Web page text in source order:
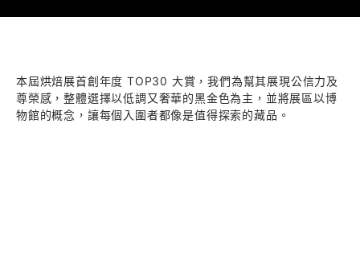
本屆烘焙展首創年度 TOP30 大賞，我們為幫其展現公信力及
尊榮感，整體選擇以低調又奢華的黑金色為主，並將展區以博
物館的概念，讓每個入圍者都像是值得探索的藏品。